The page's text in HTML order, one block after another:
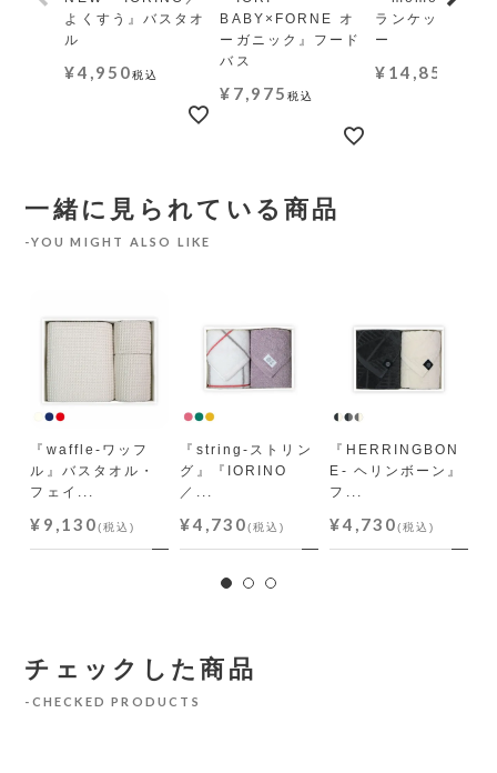
よくすう』バスタオ
ル
¥4,950税込
BABY×FORNE オ
ーガニック』フード
バス
¥ 7,975税込
ランケット レギ
ー
¥ 14,850
一緒に見られている商品
YOU MIGHT ALSO LIKE
『waffle-ワッフ
ル』バスタオル・
フェイ...
¥9,130(税込)
『string-ストリン
グ』『IORINO
／...
¥4,730(税込)
『HERRINGBON
E- ヘリンボーン』
フ...
¥4,730(税込)
チェックした商品
CHECKED PRODUCTS